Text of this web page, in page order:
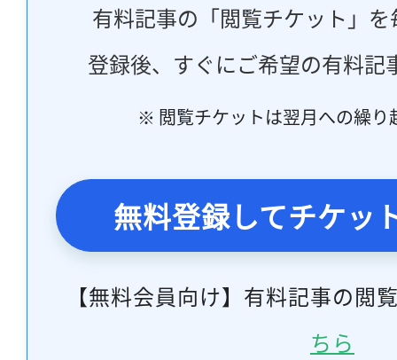
有料記事の「閲覧チケット」
登録後、すぐにご希望の有料記
※ 閲覧チケットは翌月への繰り
無料登録してチケッ
【無料会員向け】有料記事の閲
ちら